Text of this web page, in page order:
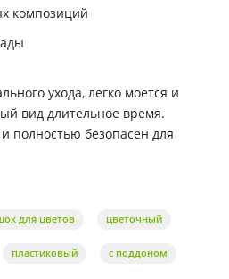
композиций
ухода, легко моется и
вид длительное время.
полностью безопасен для
для цветов цветочный
пластиковый с поддоном